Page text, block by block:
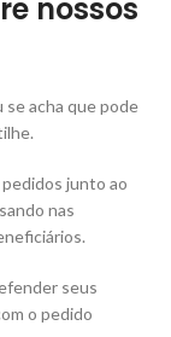
nossos
acha que pode
junto ao
nas
seus
o pedido